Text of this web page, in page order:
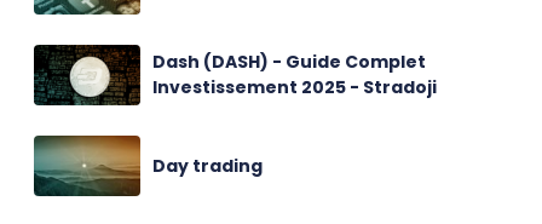
Dash (DASH) - Guide Complet
Investissement 2025 - Stradoji
Day trading